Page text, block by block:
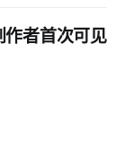
作者首次可见